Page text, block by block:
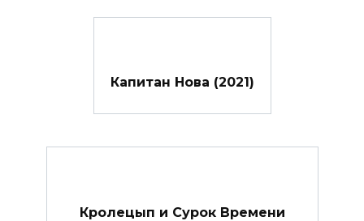
Капитан Нова (2021)
Кролецып и Сурок Времени